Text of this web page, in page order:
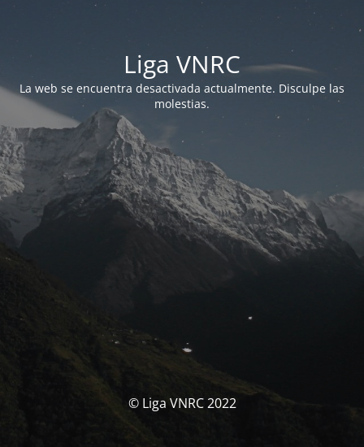
Liga VNRC
La web se encuentra desactivada actualmente. Disculpe las
molestias.
© Liga VNRC 2022